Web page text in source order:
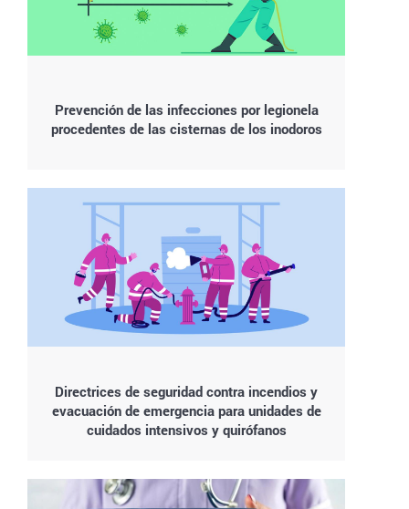
Prevención de las infecciones por legionela
procedentes de las cisternas de los inodoros
Directrices de seguridad contra incendios y
evacuación de emergencia para unidades de
cuidados intensivos y quirófanos